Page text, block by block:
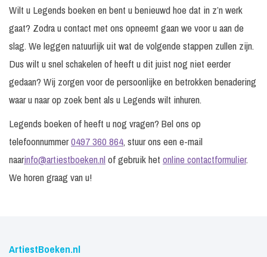
Wilt u Legends boeken en bent u benieuwd hoe dat in z’n werk
gaat? Zodra u contact met ons opneemt gaan we voor u aan de
slag. We leggen natuurlijk uit wat de volgende stappen zullen zijn.
Dus wilt u snel schakelen of heeft u dit juist nog niet eerder
gedaan? Wij zorgen voor de persoonlijke en betrokken benadering
waar u naar op zoek bent als u Legends wilt inhuren.
Legends boeken of heeft u nog vragen? Bel ons op
telefoonnummer0497 360 864, stuur ons een e-mail
naarinfo@artiestboeken.nlof gebruik het online contactformulier.
We horen graag van u!
ArtiestBoeken.nl